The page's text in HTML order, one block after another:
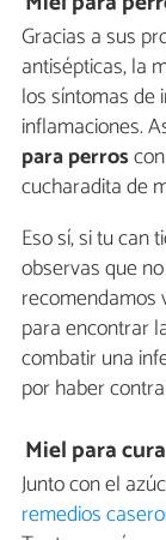
Gracias a sus
antisépticas, la
los síntomas de
inflamaciones.
para perros
cucharadita de
Eso sí, si tu can
observas que
recomendamos
para encontrar
combatir una
por haber
Miel para
Junto con el
remedios